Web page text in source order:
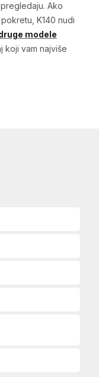
Ako
K140 nudi
modele
koji vam najviše